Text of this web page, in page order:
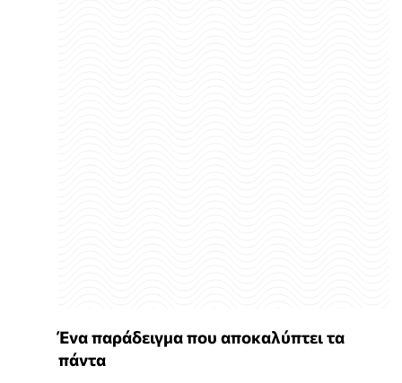
Ένα παράδειγμα που αποκαλύπτει τα
πάντα